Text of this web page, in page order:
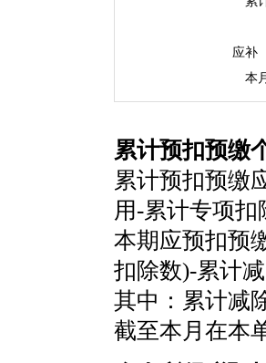
应补
本
累计预扣预缴
累计预扣预缴
用-累计专项
本期应预扣预
扣除数)-累计
其中：累计减
截至本月在本